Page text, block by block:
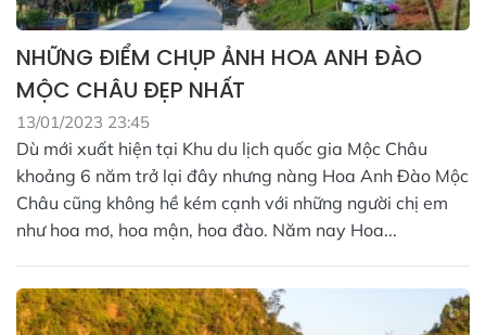
NHỮNG ĐIỂM CHỤP ẢNH HOA ANH ĐÀO
MỘC CHÂU ĐẸP NHẤT
13/01/2023 23:45
Dù mới xuất hiện tại Khu du lịch quốc gia Mộc Châu
khoảng 6 năm trở lại đây nhưng nàng Hoa Anh Đào Mộc
Châu cũng không hề kém cạnh với những người chị em
như hoa mơ, hoa mận, hoa đào. Năm nay Hoa...